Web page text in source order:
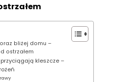
bliżej domu –
ostrzałem
przyciągają kleszcze –